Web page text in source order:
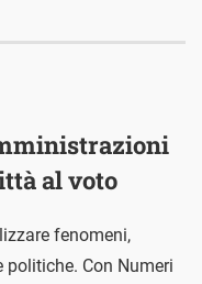
al voto
fenomeni,
politiche. Con Numeri